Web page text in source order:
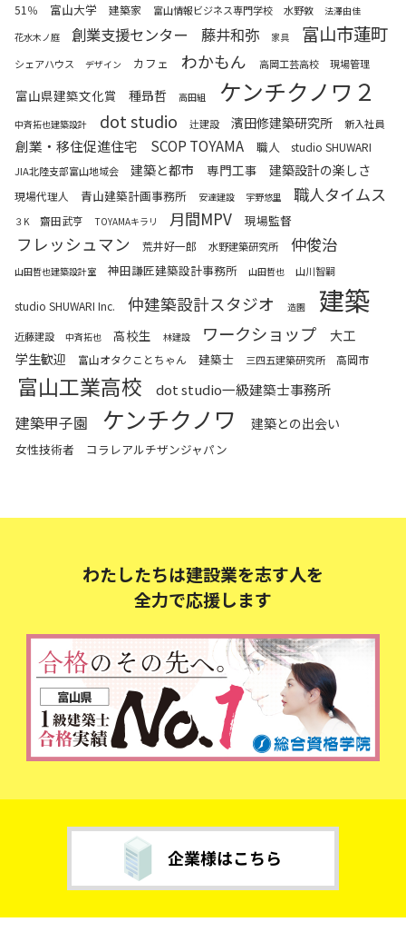
51％ 富山大学 建築家 富山情報ビジネス専門学校 水野敦
法澤由佳
花水木ノ庭
創業支援センター 藤井和弥 家具 富山市蓮町
シェアハウス デザイン カフェ わかもん 高岡工芸高校 現場管理
富山県建築文化賞 種昻哲 高田組 ケンチクノワ２
中斉拓也建築設計 dot studio 辻建設 濱田修建築研究所 新入社員
創業・移住促進住宅 SCOP TOYAMA 職人 studio SHUWARI
JIA北陸支部富山地域会 建築と都市 専門工事 建築設計の楽しさ
現場代理人 青山建築計画事務所 安達建設 宇野悠里 職人タイムス
３K 齋田武亨 TOYAMAキラリ 月間MPV 現場監督
フレッシュマン 荒井好一郎 水野建築研究所 仲俊治
山田哲也建築設計室 神田謙匠建築設計事務所 山田哲也 山川智嗣
studio SHUWARI Inc. 仲建築設計スタジオ 造園 建築
近藤建設 中斉拓也 高校生 林建設 ワークショップ
大工
学生歓迎
富山オタクことちゃん 建築士 三四五建築研究所 高岡市
富山工業高校 dot studio一級建築士事務所
建築甲子園 ケンチクノワ 建築との出会い
女性技術者 コラレアルチザンジャパン
わたしたちは建設業を志す人を
全力で応援します